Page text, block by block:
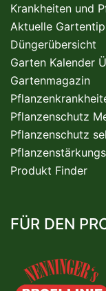
Krankheiten und
Aktuelle
Düngerübersicht
Garten Kalender
Gartenmagazin
Pflanzenschutz
Pflanzenschutz
Produkt Finder
FÜR DEN